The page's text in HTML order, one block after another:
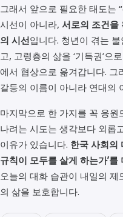
그래서 앞으로 필요한 태도는
시선이 아니라, 서로의 조건을
의 시선입니다. 청년이 겪는 불
고, 고령층의 삶을 ‘기득권’으
에서 협상으로 옮겨갑니다.
갈등의 이름이 아니라 연대의
마지막으로 한 가지를 꼭 응
나려는 시도는 생각보다 외롭
이유가 있습니다. 한국 사회의
규칙이 모두를 살게 하는가’
오늘의 대화 습관이 내일의
의 삶을 보호합니다.